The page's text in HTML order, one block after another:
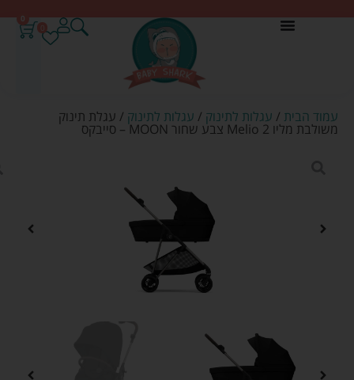
0
עמוד הבית / עגלות לתינוק / עגלות לתינוק / עגלת תינוק
משולבת מליו 2 Melio צבע שחור MOON – סייבקס